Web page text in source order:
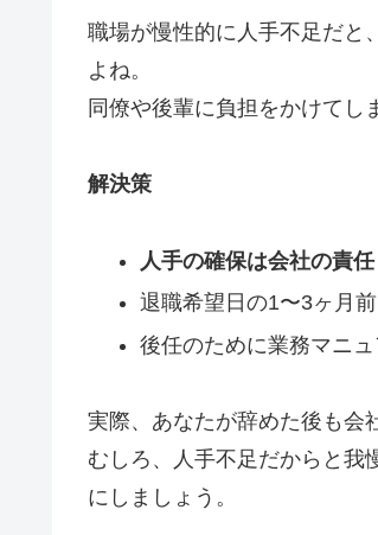
職場が慢性的に人手不足だと
よね。
同僚や後輩に負担をかけてし
解決策
人手の確保は会社の責任
退職希望日の1〜3ヶ月
後任のために業務マニ
実際、あなたが辞めた後も会
むしろ、人手不足だからと我
にしましょう。